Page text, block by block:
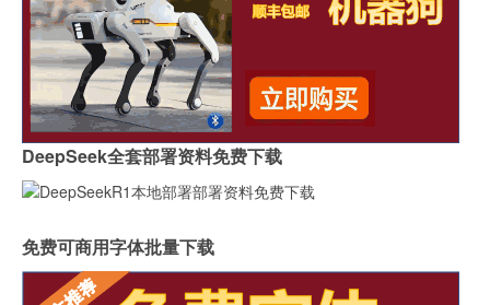
DeepSeek全套部署资料免费下载
免费可商用字体批量下载